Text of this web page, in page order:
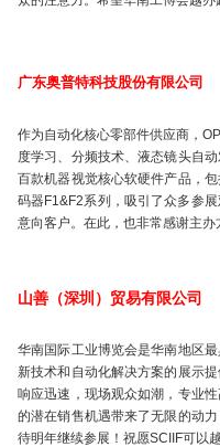
广东奥普特科技股份有限公司
作为自动化核心零部件供应商，
度学习、分频技术、液态镜头自
百款机器视觉核心软硬件产品，
码器F1&F2系列，吸引了众多参
意向客户。在此，也非常感谢主办
山善（深圳）贸易有限公司
华南国际工业博览会是华南地区
新技术和自动化解决方案的展示
响应迅速，现场观众如潮，专业
的潜在销售机遇带来了无限的动
待明年继续参展！祝愿SCIIF可以